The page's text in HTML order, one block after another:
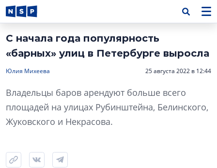
С начала года популярность
«барных» улиц в Петербурге выросла
Юлия Михеева 25 августа 2022 в 12:44
Владельцы баров арендуют больше всего
площадей на улицах Рубинштейна, Белинского,
Жуковского и Некрасова.